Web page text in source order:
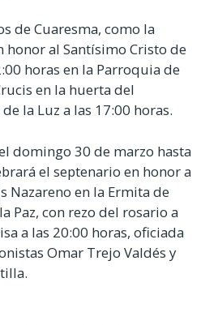
de Cuaresma, como la
al Santísimo Cristo de
horas en la Parroquia de
en la huerta del
la Luz a las 17:00 horas.
domingo 30 de marzo hasta
el septenario en honor a
Nazareno en la Ermita de
Paz, con rezo del rosario a
a las 20:00 horas, oficiada
Omar Trejo Valdés y